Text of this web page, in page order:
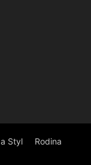
Styl Rodina